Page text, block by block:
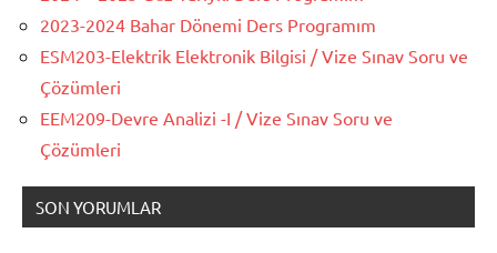
2023-2024 Bahar Dönemi Ders Programım
ESM203-Elektrik Elektronik Bilgisi / Vize Sınav Soru ve
Çözümleri
EEM209-Devre Analizi -I / Vize Sınav Soru ve
Çözümleri
SON YORUMLAR